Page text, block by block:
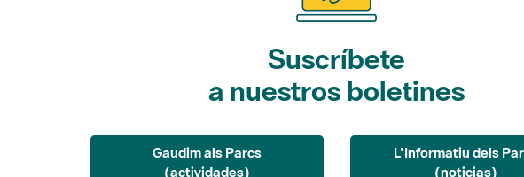
Suscríbete
a nuestros boletines
Gaudim als Parcs
(actividades)
L'Informatiu dels
(noticias)